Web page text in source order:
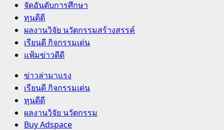
จัดอันดับการศึกษา
ทุนดีดี
ผลงานวิจัย นวัตกรรมสร้างสรรค์
เรียนดี กิจกรรมเด่น
แฟ้มข่าวดีดี
Primary
Menu
ข่าวล่ามาแรง
เรียนดี กิจกรรมเด่น
ทุนดีดี
ผลงานวิจัย นวัตกรรม
Buy Adspace